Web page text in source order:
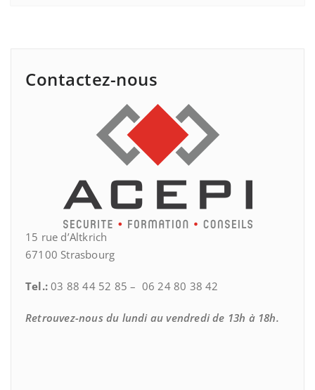
Contactez-nous
15 rue d’Altkrich
67100 Strasbourg
Tel.:03 88 44 52 85 – 06 24 80 38 42
Retrouvez-nous du lundi au vendredi de 13h à 18h.